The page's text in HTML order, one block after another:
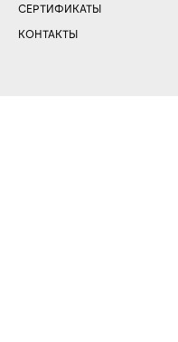
СЕРТИФИКАТЫ
КОНТАКТЫ